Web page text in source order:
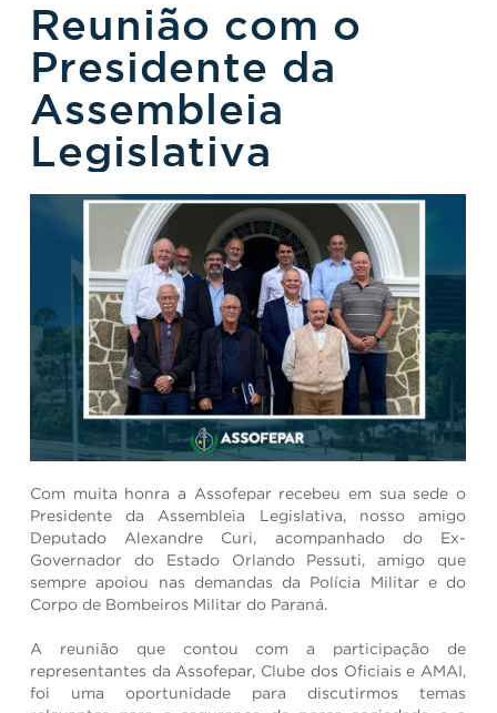
Reunião com o
Presidente da
Assembleia
Legislativa
Com muita honra a Assofepar recebeu em sua sede o
Presidente da Assembleia Legislativa, nosso amigo
Deputado Alexandre Curi, acompanhado do Ex-
Governador do Estado Orlando Pessuti, amigo que
sempre apoiou nas demandas da Polícia Militar e do
Corpo de Bombeiros Militar do Paraná.
A reunião que contou com a participação de
representantes da Assofepar, Clube dos Oficiais e AMAI,
foi uma oportunidade para discutirmos temas